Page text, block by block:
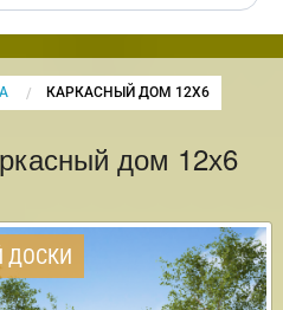
CURRENT:
КАРКАСНЫЙ ДОМ 12Х6
дом 12х6
ДОСКИ